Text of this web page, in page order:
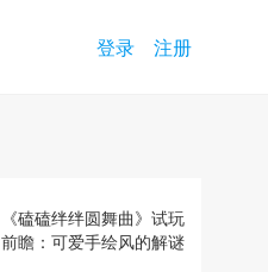
登录 注册
《磕磕绊绊圆舞曲》试玩
前瞻：可爱手绘风的解谜